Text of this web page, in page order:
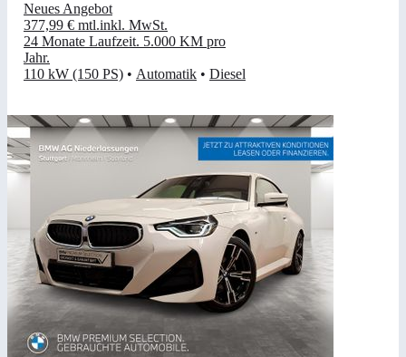
Neues Angebot
377,99 € mtl.inkl. MwSt.
24 Monate Laufzeit. 5.000 KM pro
Jahr.
110 kW (150 PS) • Automatik • Diesel